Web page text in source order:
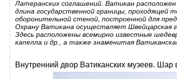
Латеранских соглашений. Ватикан
длина государственной границы, проходящей
оборонительной стеной, построенной для
Охрану Ватикана осуществляет Швейцарская
Здесь расположены всемирно известные
капелла и др., а также знаменитая
Внутренний двор Ватиканских музеев.